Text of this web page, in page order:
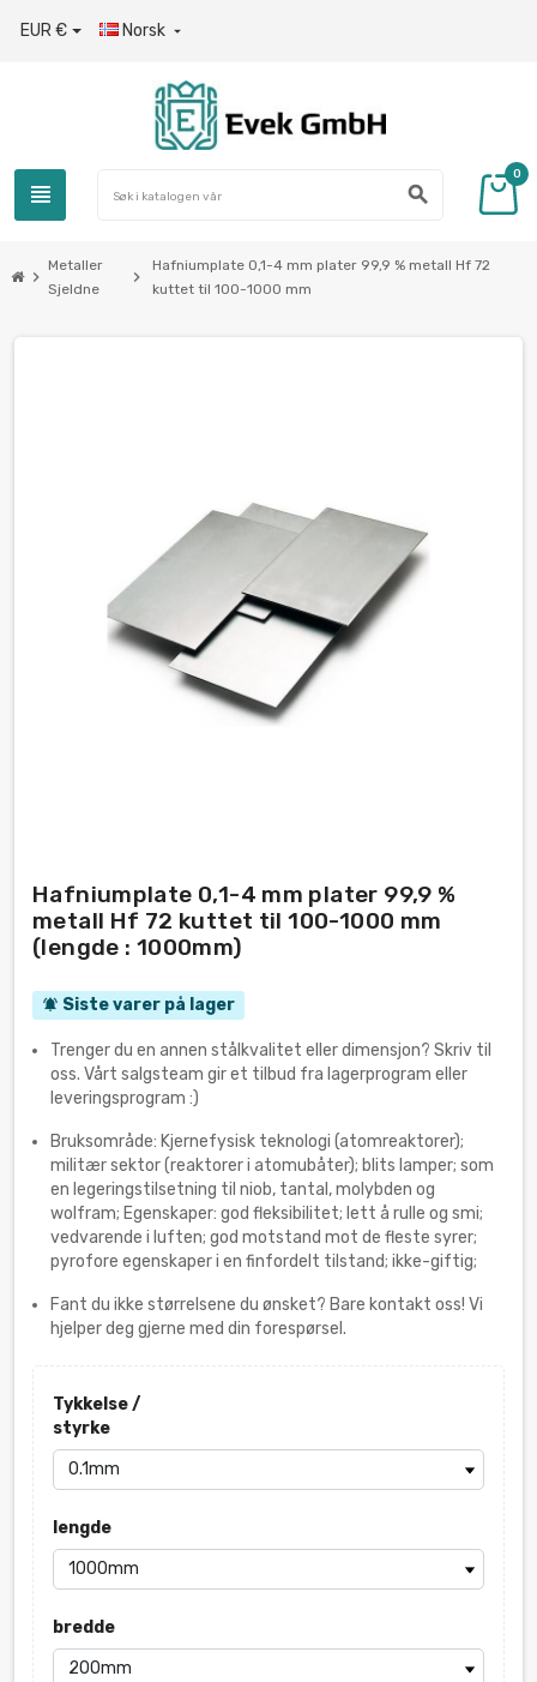
EUR € Norsk 
view_headline search
0
chevron_right
Metaller
Sjeldne
chevron_right
Hafniumplate 0,1-4 mm plater 99,9 % metall Hf 72
kuttet til 100-1000 mm
Hafniumplate 0,1-4 mm plater 99,9 %
metall Hf 72 kuttet til 100-1000 mm
(lengde : 1000mm)
notifications_active Siste varer på lager
Trenger du en annen stålkvalitet eller dimensjon? Skriv til
oss. Vårt salgsteam gir et tilbud fra lagerprogram eller
leveringsprogram :)
Bruksområde: Kjernefysisk teknologi (atomreaktorer);
militær sektor (reaktorer i atomubåter); blits lamper; som
en legeringstilsetning til niob, tantal, molybden og
wolfram; Egenskaper: god fleksibilitet; lett å rulle og smi;
vedvarende i luften; god motstand mot de fleste syrer;
pyrofore egenskaper i en finfordelt tilstand; ikke-giftig;
Fant du ikke størrelsene du ønsket? Bare kontakt oss! Vi
hjelper deg gjerne med din forespørsel.
Tykkelse /
styrke
lengde
bredde